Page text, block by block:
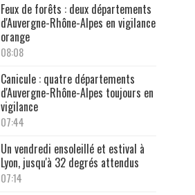
Feux de forêts : deux départements
d'Auvergne-Rhône-Alpes en vigilance
orange
08:08
Canicule : quatre départements
d'Auvergne-Rhône-Alpes toujours en
vigilance
07:44
Un vendredi ensoleillé et estival à
Lyon, jusqu'à 32 degrés attendus
07:14